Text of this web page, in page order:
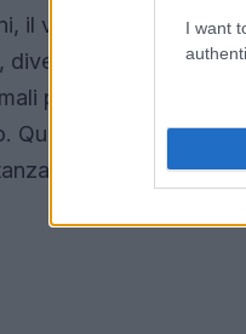
I want
il valore del fumetto
, diventando uno degli
possono
Questo fenomeno è
storica nel